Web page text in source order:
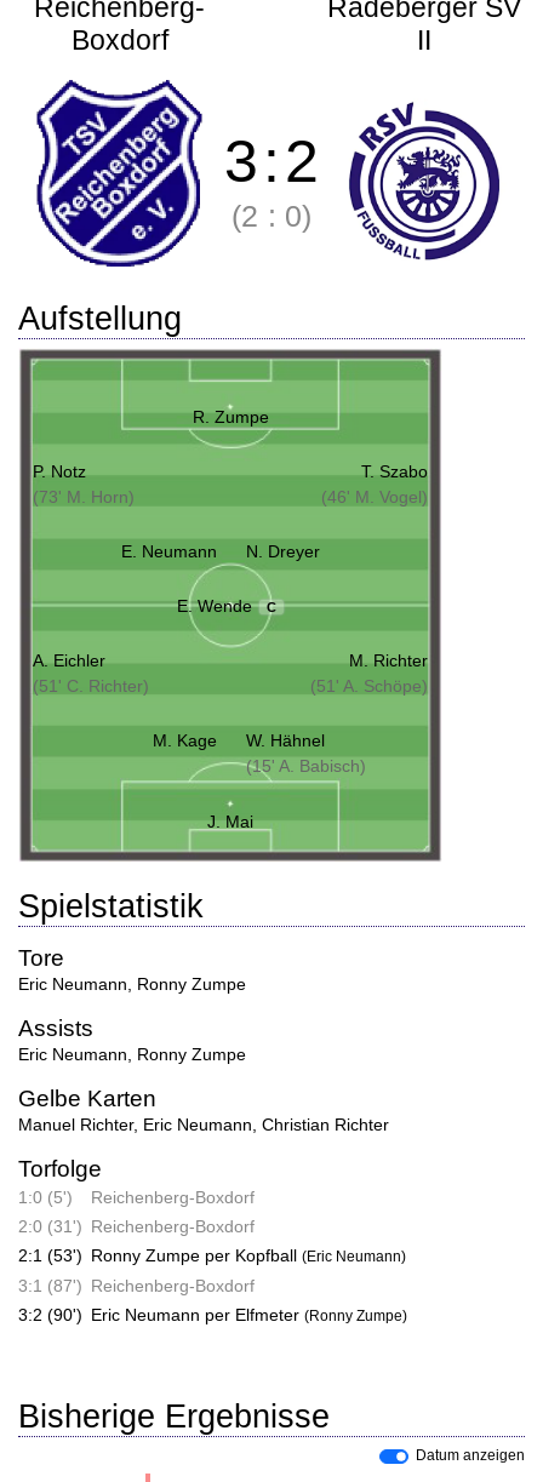
Reichenberg-
Boxdorf
Radeberger SV
II
3:2
(2 : 0)
Aufstellung
R. Zumpe
P. Notz
(73' M. Horn)
T. Szabo
(46' M. Vogel)
E. Neumann N. Dreyer
E. Wende C
A. Eichler
(51' C. Richter)
M. Richter
(51' A. Schöpe)
M. Kage
W. Hähnel
(15' A. Babisch)
J. Mai
Spielstatistik
Tore
Eric Neumann Ronny Zumpe
Assists
Eric Neumann Ronny Zumpe
Gelbe Karten
Manuel Richter, Eric Neumann Christian Richter
Torfolge
1:0 (5')
Reichenberg-Boxdorf
2:0 (31') Reichenberg-Boxdorf
2:1 (53') Ronny Zumpe per Kopfball (Eric Neumann)
3:1 (87') Reichenberg-Boxdorf
3:2 (90') Eric Neumann per Elfmeter (Ronny Zumpe)
Bisherige Ergebnisse
Datum anzeigen